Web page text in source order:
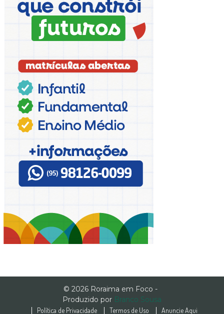
© 2026 Roraima em Foco -
Produzido por Branco Sousa
Política de Privacidade Termos de Uso Anuncie Aqui